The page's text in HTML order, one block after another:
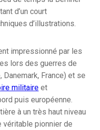
d’un court
d’illustrations.
impressionné par les
lors des guerres de
Danemark, France) et se
militaire et
puis européenne.
à un très haut niveau
véritable pionnier de